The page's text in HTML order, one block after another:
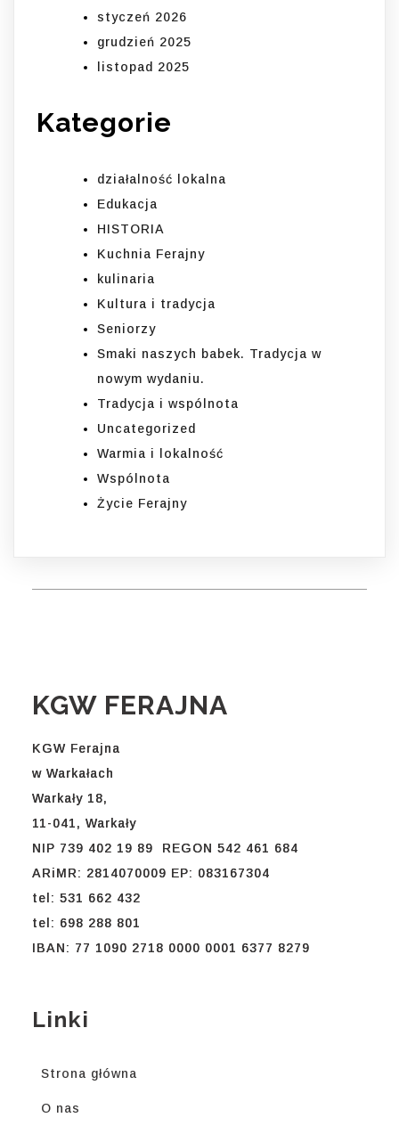
styczeń 2026
grudzień 2025
listopad 2025
Kategorie
działalność lokalna
Edukacja
HISTORIA
Kuchnia Ferajny
kulinaria
Kultura i tradycja
Seniorzy
Smaki naszych babek. Tradycja w
nowym wydaniu.
Tradycja i wspólnota
Uncategorized
Warmia i lokalność
Wspólnota
Życie Ferajny
KGW FERAJNA
KGW Ferajna
w Warkałach
Warkały 18,
11-041, Warkały
NIP 739 402 19 89 REGON 542 461 684
ARiMR: 2814070009 EP: 083167304
tel: 531 662 432
tel: 698 288 801
IBAN: 77 1090 2718 0000 0001 6377 8279
Linki
Strona główna
O nas